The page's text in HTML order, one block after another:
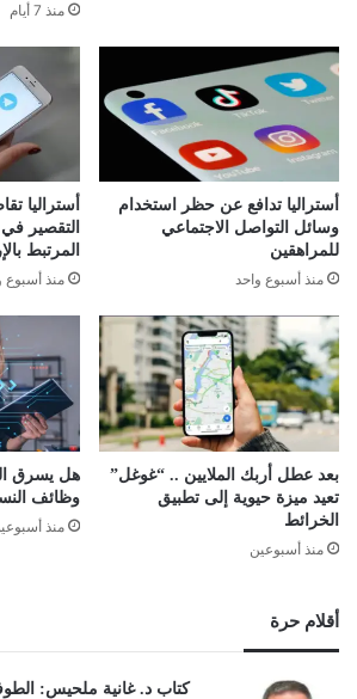
منذ 7 أيام
أستراليا تدافع عن حظر استخدام
وسائل التواصل الاجتماعي
للمراهقين
منذ أسبوع واحد
أستراليا
التقصير
المرتبط
منذ أسبوع
بعد عطل أربك الملايين .. “غوغل”
تعيد ميزة حيوية إلى تطبيق
الخرائط
منذ أسبوعين
هل يسرق
وظائف
منذ
أقلام حرة
كتاب د. غانية ملحيس: